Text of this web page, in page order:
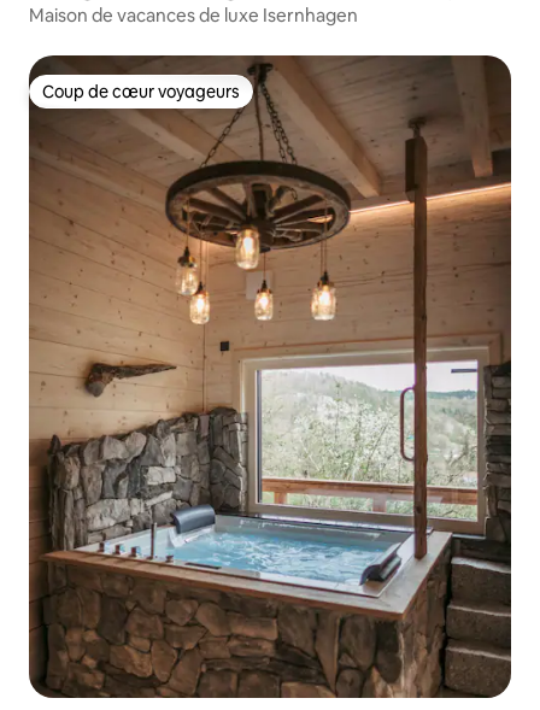
Maison de vacances de luxe Isernhagen
Coup de cœur voyageurs
Coup de cœur voyageurs